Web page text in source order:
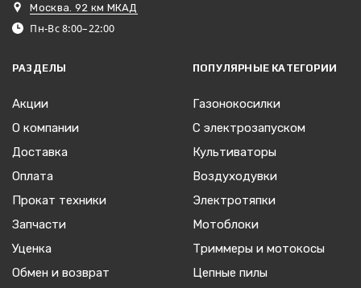
Москва. 92 км МКАД
Пн-Вс 8:00–22:00
РАЗДЕЛЫ
Акции
О компании
Доставка
Оплата
Прокат техники
Запчасти
Уценка
Обмен и возврат
ПОПУЛЯРНЫЕ КАТЕГОРИИ
Газонокосилки
С электрозапуском
Культиваторы
Воздуходувки
Электротяпки
Мотоблоки
Триммеры и мотокосы
Цепные пилы